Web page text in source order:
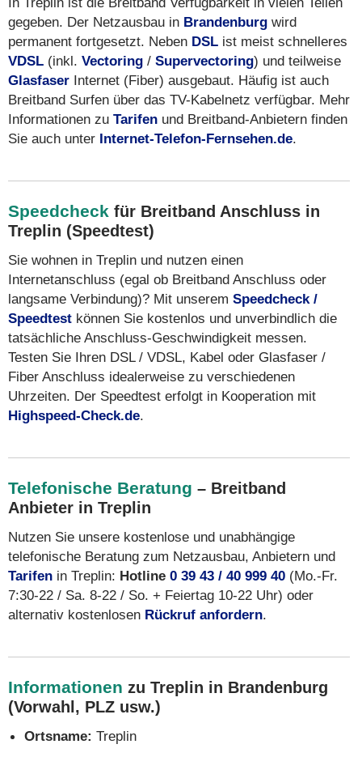
gegeben. Der Netzausbau in Brandenburg wird
permanent fortgesetzt. Neben DSL ist meist schnelleres
VDSL (inkl. Vectoring / Supervectoring) und teilweise
Glasfaser Internet (Fiber) ausgebaut. Häufig ist auch
Breitband Surfen über das TV-Kabelnetz verfügbar. Mehr
Informationen zu Tarifen und Breitband-Anbietern finden
Sie auch unter Internet-Telefon-Fernsehen.de.
Speedcheck für Breitband Anschluss in
Treplin (Speedtest)
Sie wohnen in Treplin und nutzen einen
Internetanschluss (egal ob Breitband Anschluss oder
langsame Verbindung)? Mit unserem Speedcheck /
Speedtest können Sie kostenlos und unverbindlich die
tatsächliche Anschluss-Geschwindigkeit messen.
Testen Sie Ihren DSL / VDSL, Kabel oder Glasfaser /
Fiber Anschluss idealerweise zu verschiedenen
Uhrzeiten. Der Speedtest erfolgt in Kooperation mit
Highspeed-Check.de.
Telefonische Beratung – Breitband
Anbieter in Treplin
Nutzen Sie unsere kostenlose und unabhängige
telefonische Beratung zum Netzausbau, Anbietern und
Tarifen in Treplin: Hotline 0 39 43 / 40 999 40 (Mo.-Fr.
7:30-22 / Sa. 8-22 / So. + Feiertag 10-22 Uhr) oder
alternativ kostenlosen Rückruf anfordern.
Informationen zu Treplin in Brandenburg
(Vorwahl, PLZ usw.)
Ortsname: Treplin